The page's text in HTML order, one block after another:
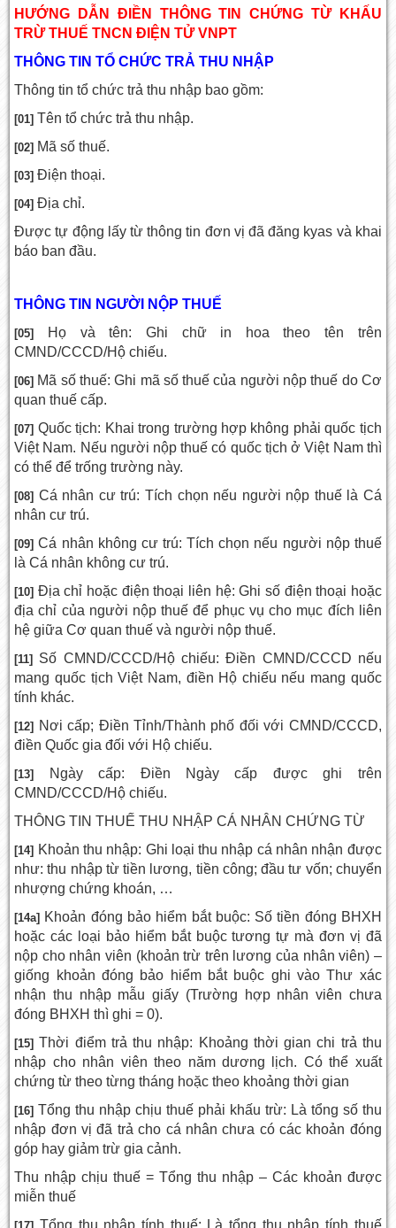
HƯỚNG DẪN ĐIỀN THÔNG TIN CHỨNG TỪ KHẤU
TRỪ THUẾ TNCN ĐIỆN TỬ VNPT
THÔNG TIN TỔ CHỨC TRẢ THU NHẬP
Thông tin tổ chức trả thu nhập bao gồm:
[01] Tên tổ chức trả thu nhập.
[02] Mã số thuế.
[03]Điện thoại.
[04]Địa chỉ.
Được tự động lấy từ thông tin đơn vị đã đăng kyas và khai
báo ban đầu.
THÔNG TIN NGƯỜI NỘP THUẾ
[05]
Họ và tên: Ghi chữ in hoa theo tên trên
CMND/CCCD/Hộ chiếu.
[06] Mã số thuế: Ghi mã số thuế của người nộp thuế do Cơ
quan thuế cấp.
[07] Quốc tịch: Khai trong trường hợp không phải quốc tịch
Việt Nam. Nếu người nộp thuế có quốc tịch ở Việt Nam thì
có thể để trống trường này.
[08] Cá nhân cư trú: Tích chọn nếu người nộp thuế là Cá
nhân cư trú.
[09]Cá nhân không cư trú: Tích chọn nếu người nộp thuế
là Cá nhân không cư trú.
[10] Địa chỉ hoặc điện thoại liên hệ: Ghi số điện thoại hoặc
địa chỉ của người nộp thuế để phục vụ cho mục đích liên
hệ giữa Cơ quan thuế và người nộp thuế.
[11] Số CMND/CCCD/Hộ chiếu: Điền CMND/CCCD nếu
mang quốc tịch Việt Nam, điền Hộ chiếu nếu mang quốc
tính khác.
[12]
Nơi cấp; Điền Tỉnh/Thành phố đối với CMND/CCCD,
điền Quốc gia đối với Hộ chiếu.
[13]
Ngày cấp: Điền Ngày cấp được ghi trên
CMND/CCCD/Hộ chiếu.
THÔNG TIN THUẾ THU NHẬP CÁ NHÂN CHỨNG TỪ
[14] Khoản thu nhập: Ghi loại thu nhập cá nhân nhận được
như: thu nhập từ tiền lương, tiền công; đầu tư vốn; chuyển
nhượng chứng khoán, …
[14a] Khoản đóng bảo hiểm bắt buộc: Số tiền đóng BHXH
hoặc các loại bảo hiểm bắt buộc tương tự mà đơn vị đã
nộp cho nhân viên (khoản trừ trên lương của nhân viên) –
giống khoản đóng bảo hiểm bắt buộc ghi vào Thư xác
nhận thu nhập mẫu giấy (Trường hợp nhân viên chưa
đóng BHXH thì ghi = 0).
[15] Thời điểm trả thu nhập: Khoảng thời gian chi trả thu
nhập cho nhân viên theo năm dương lịch. Có thể xuất
chứng từ theo từng tháng hoặc theo khoảng thời gian
[16] Tổng thu nhập chịu thuế phải khấu trừ: Là tổng số thu
nhập đơn vị đã trả cho cá nhân chưa có các khoản đóng
góp hay giảm trừ gia cảnh.
Thu nhập chịu thuế = Tổng thu nhập – Các khoản được
miễn thuế
Tổng thu nhập tính thuế: Là tổng thu nhập tính thuế